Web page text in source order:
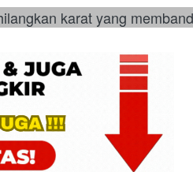
karat yang